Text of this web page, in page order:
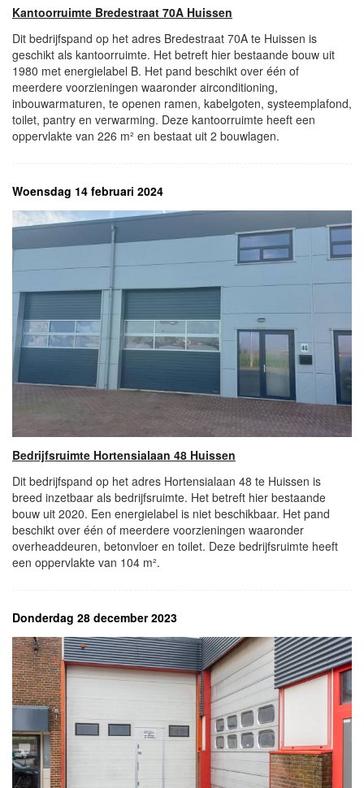
Kantoorruimte Bredestraat 70A Huissen
Dit bedrijfspand op het adres Bredestraat 70A te Huissen is
geschikt als kantoorruimte. Het betreft hier bestaande bouw uit
1980 met energielabel B. Het pand beschikt over één of
meerdere voorzieningen waaronder airconditioning,
inbouwarmaturen, te openen ramen, kabelgoten, systeemplafond,
toilet, pantry en verwarming. Deze kantoorruimte heeft een
oppervlakte van 226 m² en bestaat uit 2 bouwlagen.
Woensdag 14 februari 2024
Bedrijfsruimte Hortensialaan 48 Huissen
Dit bedrijfspand op het adres Hortensialaan 48 te Huissen is
breed inzetbaar als bedrijfsruimte. Het betreft hier bestaande
bouw uit 2020. Een energielabel is niet beschikbaar. Het pand
beschikt over één of meerdere voorzieningen waaronder
overheaddeuren, betonvloer en toilet. Deze bedrijfsruimte heeft
een oppervlakte van 104 m².
Donderdag 28 december 2023